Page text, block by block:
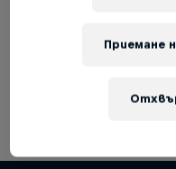
© Predrag Vuckovic/Red Bull
Приемане